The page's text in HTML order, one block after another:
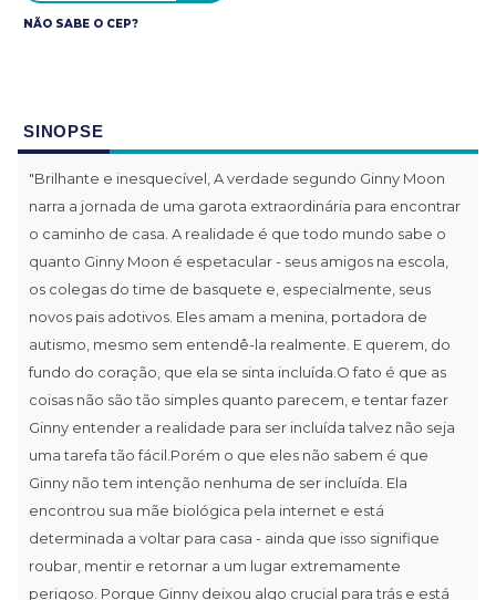
NÃO SABE O CEP?
SINOPSE
"Brilhante e inesquecível, A verdade segundo Ginny Moon
narra a jornada de uma garota extraordinária para encontrar
o caminho de casa. A realidade é que todo mundo sabe o
quanto Ginny Moon é espetacular - seus amigos na escola,
os colegas do time de basquete e, especialmente, seus
novos pais adotivos. Eles amam a menina, portadora de
autismo, mesmo sem entendê-la realmente. E querem, do
fundo do coração, que ela se sinta incluída.O fato é que as
coisas não são tão simples quanto parecem, e tentar fazer
Ginny entender a realidade para ser incluída talvez não seja
uma tarefa tão fácil.Porém o que eles não sabem é que
Ginny não tem intenção nenhuma de ser incluída. Ela
encontrou sua mãe biológica pela internet e está
determinada a voltar para casa - ainda que isso signifique
roubar, mentir e retornar a um lugar extremamente
perigoso. Porque Ginny deixou algo crucial para trás e está